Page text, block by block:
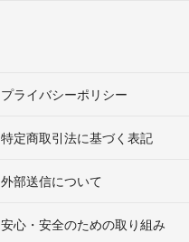
プライバシーポリシー
特定商取引法に基づく表記
外部送信について
安心・安全のための取り組み